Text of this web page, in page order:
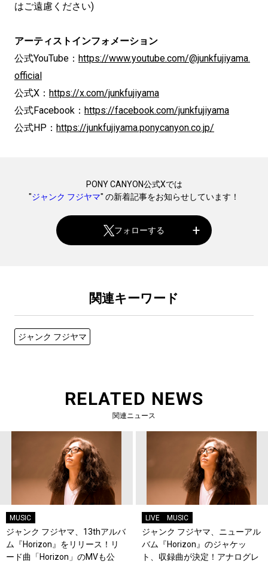
はご遠慮ください)
アーティストインフォメーション
公式YouTube： https://www.youtube.com/@junkfujiyama.
official
公式X： https://x.com/junkfujiyama
公式Facebook： https://facebook.com/junkfujiyama
公式HP： https://junkfujiyama.ponycanyon.co.jp/
PONY CANYON公式Xでは
"ジャンク フジヤマ" の新着記事をお知らせしています！
フォローする
関連キーワード
ジャンク フジヤマ
RELATED NEWS
関連ニュース
MUSIC
ジャンク フジヤマ、13thアルバ
ム『Horizon』をリリース！リ
ード曲「Horizon」のMVも公
LIVE MUSIC
ジャンク フジヤマ、ニューアル
バム『Horizon』のジャケッ
ト、収録曲が決定！アナログレ